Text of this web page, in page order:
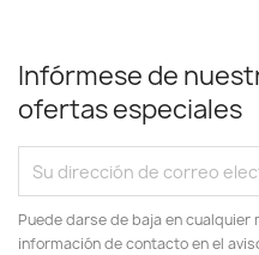
Infórmese de
ofertas especiales
Puede darse de baja en
información de contacto en el